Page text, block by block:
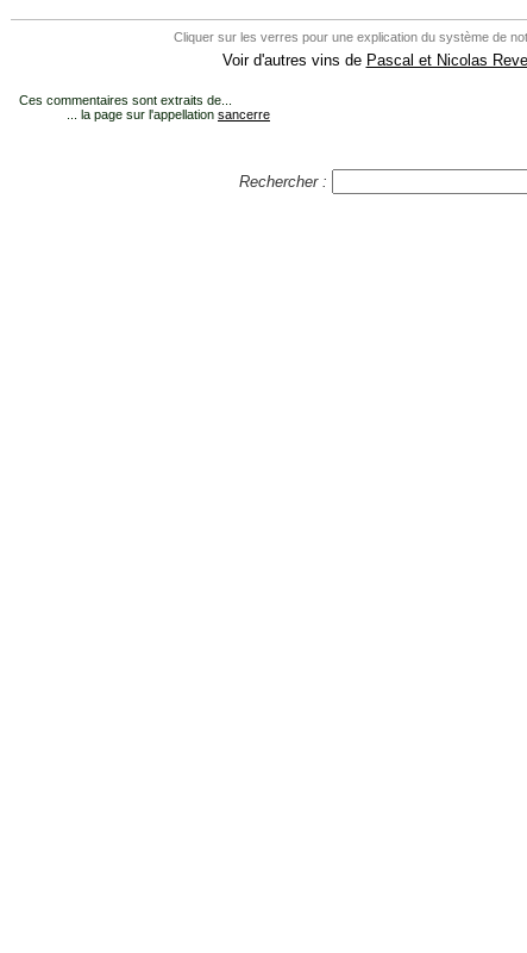
Cliquer sur les verres pour une explication du système de
Voir d'autres vins de Pascal et Nicolas
Ces commentaires sont extraits de...
... la page sur l'appellation sancerre
Rechercher :